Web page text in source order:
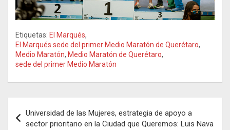
Etiquetas: El Marqués,
El Marqués sede del primer Medio Maratón de Querétaro,
Medio Maratón, Medio Maratón de Querétaro,
sede del primer Medio Maratón
de
Universidad de las Mujeres, estrategia de apoyo a
sector prioritario en la Ciudad que Queremos: Luis Nava